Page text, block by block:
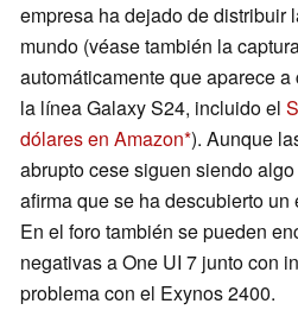
empresa ha dejado de distribuir
mundo (véase también la
automáticamente que aparece
la línea Galaxy S24, incluido el
dólares en Amazon ). Aunque
abrupto cese siguen siendo
afirma que se ha descubierto un
En el foro también se pueden
negativas a One UI 7 junto con
problema con el Exynos 2400.